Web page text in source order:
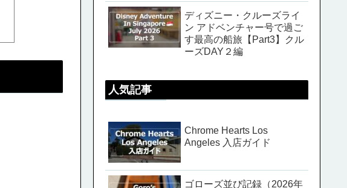
ディズニー・クルーズライ
ン アドベンチャー号で過ご
す最高の船旅【Part3】クル
ーズDAY２編
人気記事
Chrome Hearts Los
Angeles 入店ガイド
ゴローズ並び記録（2026年